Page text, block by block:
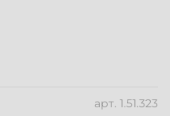
арт. 1.51.323